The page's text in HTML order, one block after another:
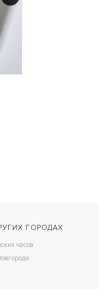
ГОРОДАХ
часов